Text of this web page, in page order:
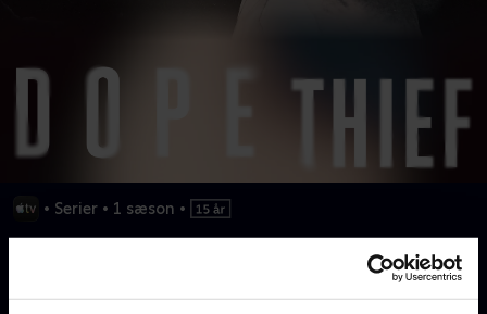
• Serier • 1 sæson •
To livslange venner (Brian Tyree Henry og Wagner Moura) røver
som falske DEA-agenter små narkopushere i Philadelphia. Et
perfekt fupnummer... Lige indtil de vælger det forkerte offer og